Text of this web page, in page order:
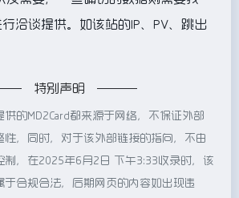
行洽谈提供。如该站的IP、PV、跳出
特别声明
的MD2Card都来源于网络，不保证外部
性，同时，对于该外部链接的指向，不由
制，在2025年6月2日 下午3:33收录时，该
于合规合法，后期网页的内容如出现违